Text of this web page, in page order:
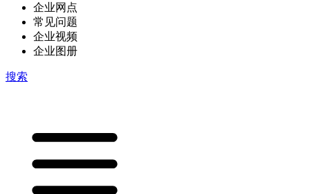
企业网点
常见问题
企业视频
企业图册
搜索